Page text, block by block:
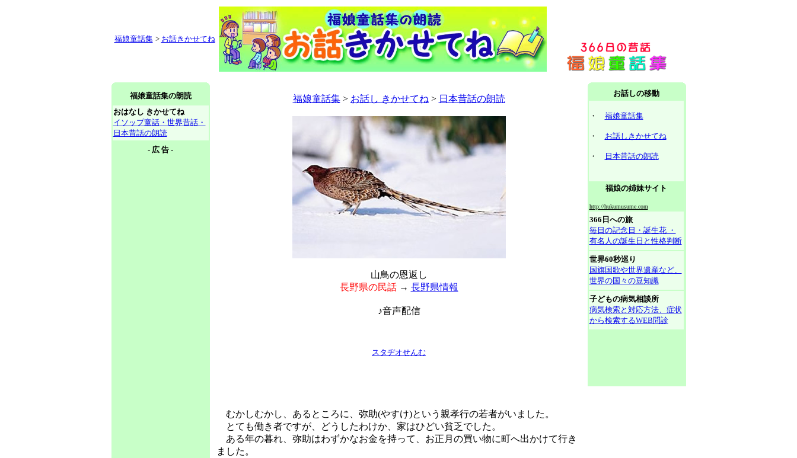
福娘童話集 > お話きかせてね
福娘童話集の朗読
おはなし きかせてね
イソップ童話・世界昔話・
日本昔話の朗読
- 広 告 -
福娘童話集> お話し きかせてね > 日本昔話の朗読
山鳥の恩返し
長野県の民話→ 長野県情報
♪音声配信
スタヂオせんむ
むかしむかし、あるところに、弥助(やすけ)という親孝行の若者がいました。
とても働き者ですが、どうしたわけか、家はひどい貧乏でした。
ある年の暮れ、弥助はわずかなお金を持って、お正月の買い物に町へ出かけて行き
ました。
お話しの移動
・ 福娘童話集
・ お話しきかせてね
・ 日本昔話の朗読
福娘の姉妹サイト
http://hukumusume.com
366日への旅
毎日の記念日・誕生花 ・
有名人の誕生日と性格判断
世界60秒巡り
国旗国歌や世界遺産など、
世界の国々の豆知識
子どもの病気相談所
病気検索と対応方法、症状
から検索するWEB問診